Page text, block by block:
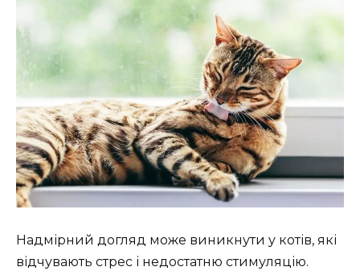
Надмірний догляд може виникнути у котів, які
відчувають стрес і недостатню стимуляцію.